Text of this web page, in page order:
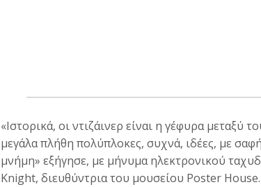
«Ιστορικά, οι ντιζάινερ είναι η γέφυρα μεταξύ
μεγάλα πλήθη πολύπλοκες, συχνά, ιδέες, με
μνήμη» εξήγησε, με μήνυμα ηλεκτρονικού
Knight, διευθύντρια του μουσείου Poster House.